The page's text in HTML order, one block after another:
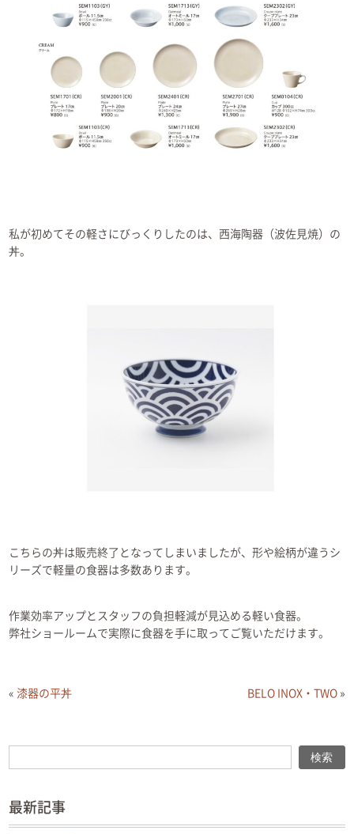
私が初めてその軽さにびっくりしたのは、西海陶器（波佐見焼）の
丼。
こちらの丼は販売終了となってしまいましたが、形や絵柄が違うシ
リーズで軽量の食器は多数あります。
作業効率アップとスタッフの負担軽減が見込める軽い食器。
弊社ショールームで実際に食器を手に取ってご覧いただけます。
« 漆器の平丼 BELO INOX・TWO»
検索
最新記事